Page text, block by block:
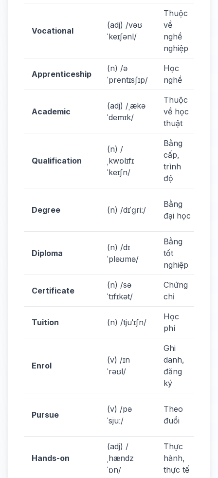
Vocational
(adj) /vəʊ
ˈkeɪʃənl/
Thuộc
về
nghề
nghiệp
Apprenticeship
(n) /ə
ˈprentɪsʃɪp/
Học
nghề
Academic
(adj) /ˌækə
ˈdemɪk/
Thuộc
về học
thuật
Qualification
(n) /
ˌkwɒlɪfɪ
ˈkeɪʃn/
Bằng
cấp,
trình
độ
Degree (n) /dɪˈɡriː/
Bằng
đại học
Diploma
(n) /dɪ
ˈpləʊmə/
Bằng
tốt
nghiệp
Certificate
(n) /sə
ˈtɪfɪkət/
Chứng
chỉ
Tuition (n) /tjuˈɪʃn/
Học
phí
Enrol
(v) /ɪn
ˈrəʊl/
Ghi
danh,
đăng
ký
Pursue
(v) /pə
ˈsjuː/
Theo
đuổi
Hands-on
(adj) /
ˌhændz
ˈɒn/
Thực
hành,
thực tế